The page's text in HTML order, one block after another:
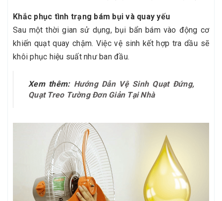
Khắc phục tình trạng bám bụi và quay yếu
Sau một thời gian sử dụng, bụi bẩn bám vào động cơ
khiến quạt quay chậm. Việc vệ sinh kết hợp tra dầu sẽ
khôi phục hiệu suất như ban đầu.
Xem thêm: Hướng Dẫn Vệ Sinh Quạt Đứng,
Quạt Treo Tường Đơn Giản Tại Nhà